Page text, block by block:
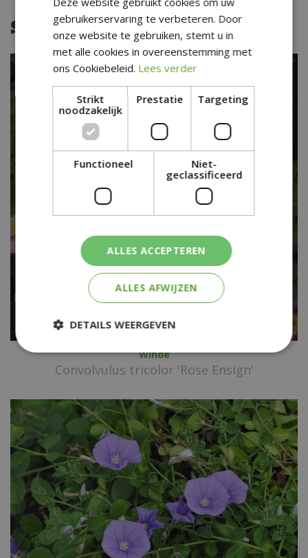
Soortgelijke planten
Winde
Convolvulus tricolor 'Rose Ensign'
gebruikerservaring te verbeteren. Door
onze website te gebruiken, stemt u in
met alle cookies in overeenstemming met
ons Cookiebeleid. Lees verder
Strikt
noodzakelijk
Prestatie Targeting
Functioneel
Niet-
geclassificeerd
ALLES ACCEPTEREN
ALLES AFWIJZEN
DETAILS WEERGEVEN